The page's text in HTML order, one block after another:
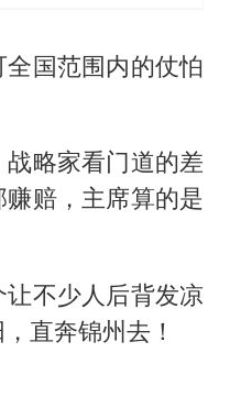
国范围内的仗怕
略家看门道的差
赔，主席算的是
不少人后背发凉
直奔锦州去！